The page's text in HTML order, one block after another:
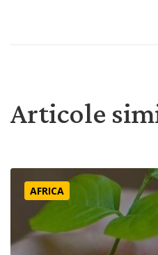
Articole
O privire în viața noastră
AFRICA